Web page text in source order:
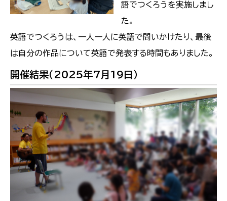
語でつくろうを実施しまし
た。
英語でつくろうは、一人一人に英語で問いかけたり、最後
は自分の作品について英語で発表する時間もありました。
開催結果（2025年7月19日）